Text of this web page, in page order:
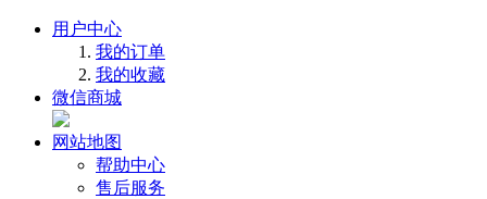
用户中心
我的订单
我的收藏
微信商城
网站地图
帮助中心
售后服务